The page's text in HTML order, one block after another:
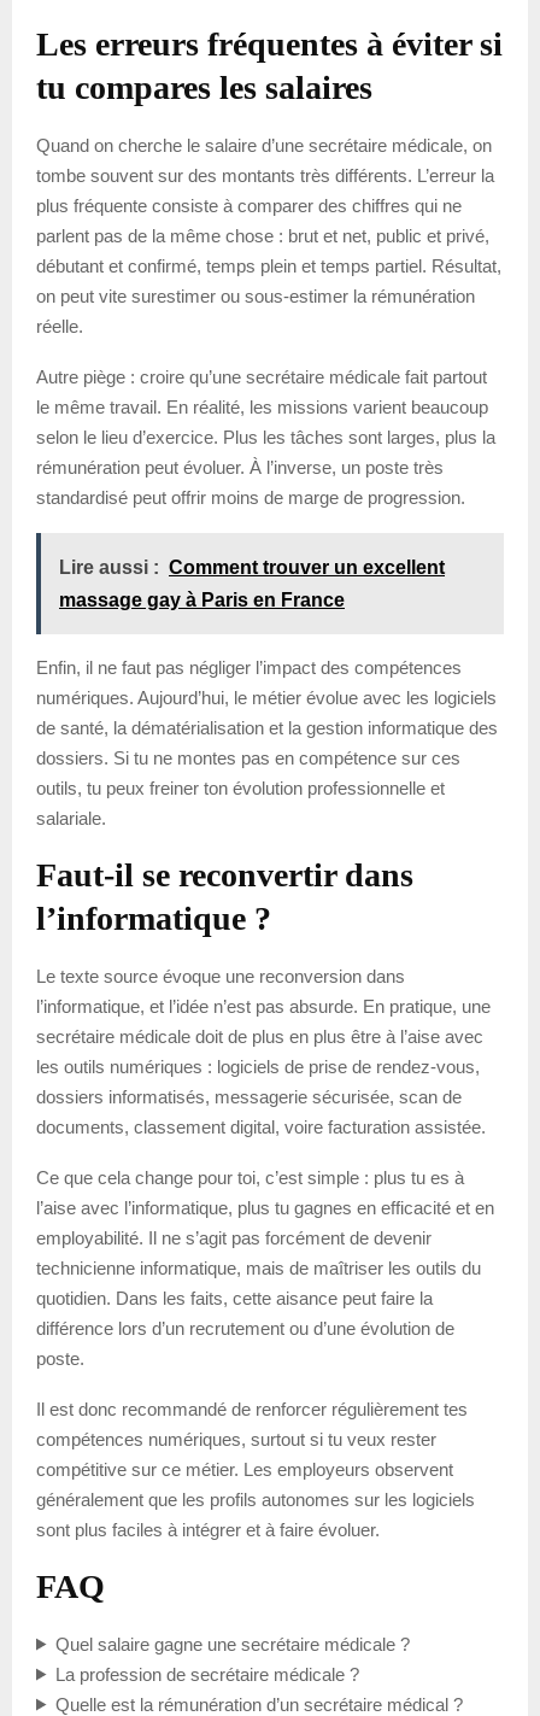
Les erreurs fréquentes à éviter si
tu compares les salaires
Quand on cherche le salaire d’une secrétaire médicale, on
tombe souvent sur des montants très différents. L’erreur la
plus fréquente consiste à comparer des chiffres qui ne
parlent pas de la même chose : brut et net, public et privé,
débutant et confirmé, temps plein et temps partiel. Résultat,
on peut vite surestimer ou sous-estimer la rémunération
réelle.
Autre piège : croire qu’une secrétaire médicale fait partout
le même travail. En réalité, les missions varient beaucoup
selon le lieu d’exercice. Plus les tâches sont larges, plus la
rémunération peut évoluer. À l’inverse, un poste très
standardisé peut offrir moins de marge de progression.
Lire aussi : Comment trouver un excellent
massage gay à Paris en France
Enfin, il ne faut pas négliger l’impact des compétences
numériques. Aujourd’hui, le métier évolue avec les logiciels
de santé, la dématérialisation et la gestion informatique des
dossiers. Si tu ne montes pas en compétence sur ces
outils, tu peux freiner ton évolution professionnelle et
salariale.
Faut-il se reconvertir dans
l’informatique ?
Le texte source évoque une reconversion dans
l’informatique, et l’idée n’est pas absurde. En pratique, une
secrétaire médicale doit de plus en plus être à l’aise avec
les outils numériques : logiciels de prise de rendez-vous,
dossiers informatisés, messagerie sécurisée, scan de
documents, classement digital, voire facturation assistée.
Ce que cela change pour toi, c’est simple : plus tu es à
l’aise avec l’informatique, plus tu gagnes en efficacité et en
employabilité. Il ne s’agit pas forcément de devenir
technicienne informatique, mais de maîtriser les outils du
quotidien. Dans les faits, cette aisance peut faire la
différence lors d’un recrutement ou d’une évolution de
poste.
Il est donc recommandé de renforcer régulièrement tes
compétences numériques, surtout si tu veux rester
compétitive sur ce métier. Les employeurs observent
généralement que les profils autonomes sur les logiciels
sont plus faciles à intégrer et à faire évoluer.
FAQ
Quel salaire gagne une secrétaire médicale ?
La profession de secrétaire médicale ?
Quelle est la rémunération d’un secrétaire médical ?